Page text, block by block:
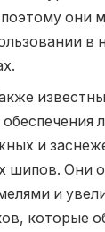
они
в
и
шипов. Они
и
которые